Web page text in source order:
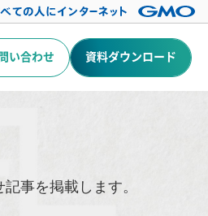
い合わせ 資料ダウンロード
事を掲載します。